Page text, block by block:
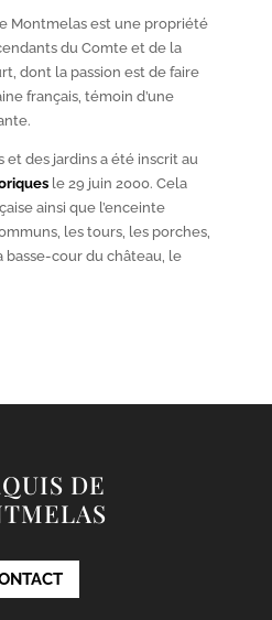
Montmelas est une propriété
du Comte et de la
dont la passion est de faire
français, témoin d’une
et des jardins a été inscrit au
le 29 juin 2000. Cela
ainsi que l’enceinte
les tours, les porches,
basse-cour du château, le
DE